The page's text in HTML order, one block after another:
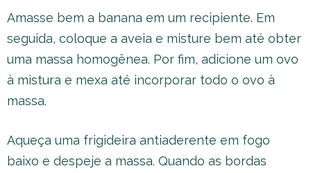
Amasse bem a banana em um recipiente. Em
seguida, coloque a aveia e misture bem até obter
uma massa homogênea. Por fim, adicione um ovo
à mistura e mexa até incorporar todo o ovo à
massa.
Aqueça uma frigideira antiaderente em fogo
baixo e despeje a massa. Quando as bordas